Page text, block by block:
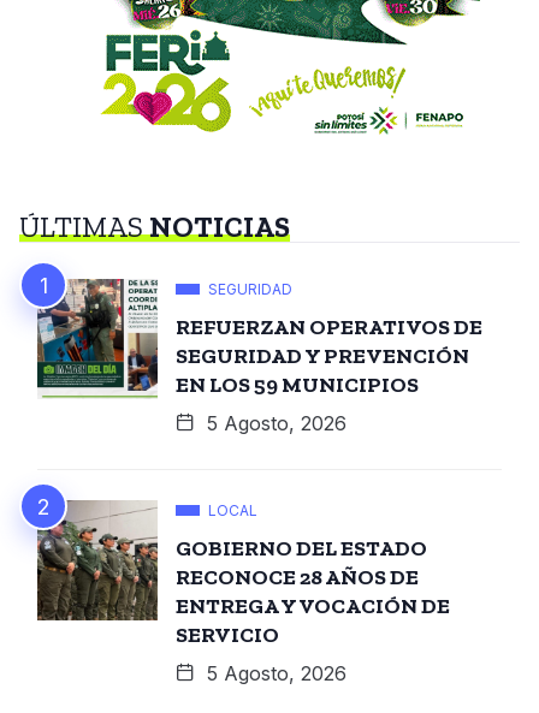
ÚLTIMASNOTICIAS
SEGURIDAD
REFUERZAN OPERATIVOS DE
SEGURIDAD Y PREVENCIÓN
EN LOS 59 MUNICIPIOS
5 Agosto, 2026
LOCAL
GOBIERNO DEL ESTADO
RECONOCE 28 AÑOS DE
ENTREGA Y VOCACIÓN DE
SERVICIO
5 Agosto, 2026